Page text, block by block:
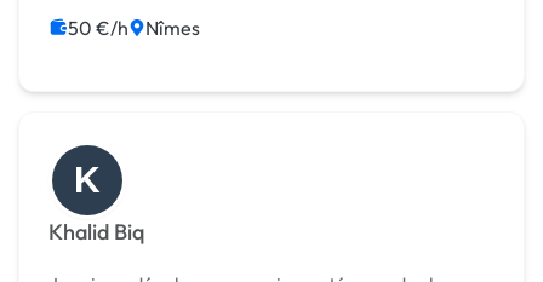
50 €/h Nîmes
K
Khalid Biq